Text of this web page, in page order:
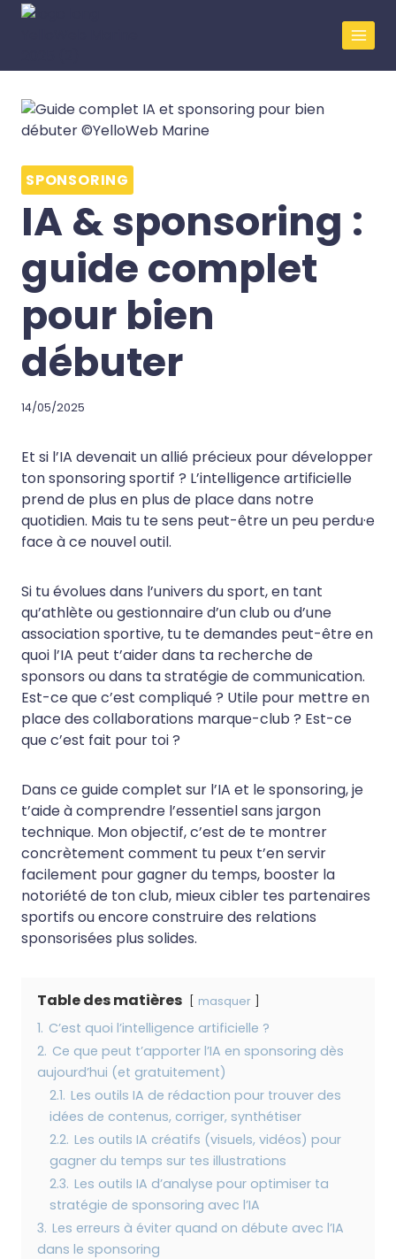
SPONSORING
IA & sponsoring :
guide complet
pour bien
débuter
14/05/2025
Et si l’IA devenait un allié précieux pour développer
ton sponsoring sportif ? L’intelligence artificielle
prend de plus en plus de place dans notre
quotidien. Mais tu te sens peut-être un peu perdu·e
face à ce nouvel outil.
Si tu évolues dans l’univers du sport, en tant
qu’athlète ou gestionnaire d’un club ou d’une
association sportive, tu te demandes peut-être en
quoi l’IA peut t’aider dans ta recherche de
sponsors ou dans ta stratégie de communication.
Est-ce que c’est compliqué ? Utile pour mettre en
place des collaborations marque-club ? Est-ce
que c’est fait pour toi ?
Dans ce guide complet sur l’IA et le sponsoring, je
t’aide à comprendre l’essentiel sans jargon
technique. Mon objectif, c’est de te montrer
concrètement comment tu peux t’en servir
facilement pour gagner du temps, booster la
notoriété de ton club, mieux cibler tes partenaires
sportifs ou encore construire des relations
sponsorisées plus solides.
Table des matières masquer
1. C’est quoi l’intelligence artificielle ?
2. Ce que peut t’apporter l’IA en sponsoring dès
aujourd’hui (et gratuitement)
2.1. Les outils IA de rédaction pour trouver des
idées de contenus, corriger, synthétiser
2.2. Les outils IA créatifs (visuels, vidéos) pour
gagner du temps sur tes illustrations
2.3. Les outils IA d’analyse pour optimiser ta
stratégie de sponsoring avec l’IA
3. Les erreurs à éviter quand on débute avec l’IA
dans le sponsoring